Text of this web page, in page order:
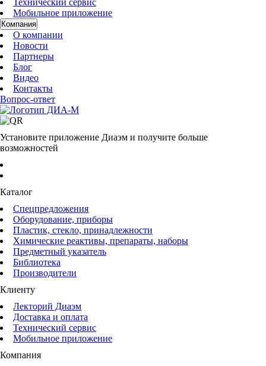
Технический сервис
Мобильное приложение
Компания
О компании
Новости
Партнеры
Блог
Видео
Контакты
Вопрос-ответ
Установите приложение Диаэм и получите больше
возможностей
Каталог
Спецпредложения
Оборудование, приборы
Пластик, стекло, принадлежности
Химические реактивы, препараты, наборы
Предметный указатель
Библиотека
Производители
Клиенту
Лекторий Диаэм
Доставка и оплата
Технический сервис
Мобильное приложение
Компания